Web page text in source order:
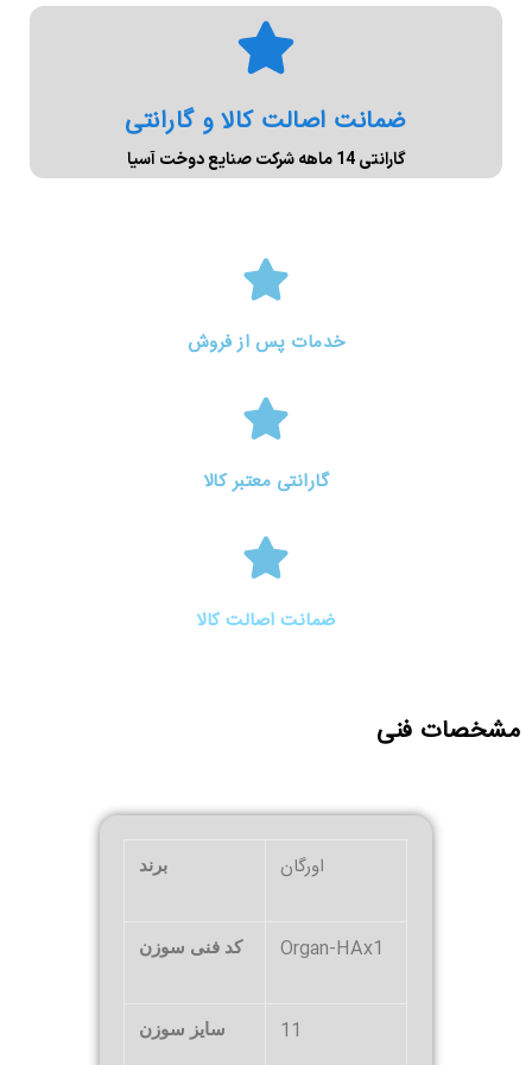
ضمانت اصالت کالا و گارانتی
گارانتی 14 ماهه شرکت صنایع دوخت آسیا
خدمات پس از فروش
گارانتی معتبر کالا
ضمانت اصالت کالا
مشخصات فنی
برند اورگان
کد فنی سوزن Organ-HAx1
سایز سوزن 11